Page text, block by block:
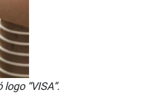
“VISA”.